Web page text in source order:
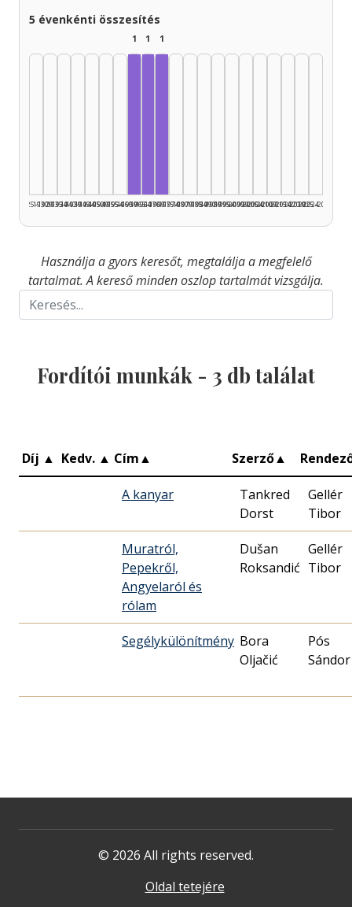
5 évenkénti összesítés
1925–1929
1930–1934
1935–1939
1940–1944
1945–1949
1950–1954
1955–1959
1
1960–1964
1
1965–1969
1
1970–1974
1975–1979
1980–1984
1985–1989
1990–1994
1995–1999
2000–2004
2005–2009
2010–2014
2015–2019
2020–2024
2025–2026
Használja a gyors keresőt, megtalálja a megfelelő
tartalmat. A kereső minden oszlop tartalmát vizsgálja.
Fordítói munkák - 3 db találat
Díj ▲ Kedv. ▲ Cím▲ Szerző▲
A kanyar
Tankred
Dorst
Gellér
Tibor
Muratról,
Pepekről,
Angyelaról és
rólam
Dušan
Roksandić
Gellér
Tibor
Segélykülönítmény Bora
Oljačić
Pós
Sándor
© 2026 All rights reserved.
Oldal tetejére